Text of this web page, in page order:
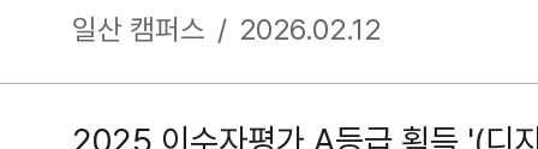
일산 캠퍼스 / 2026.02.12